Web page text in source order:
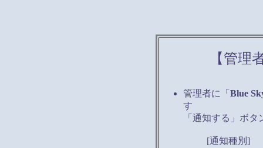
【管理
管理者に「 Blue
す
「通知する」ボ
[通知種別]